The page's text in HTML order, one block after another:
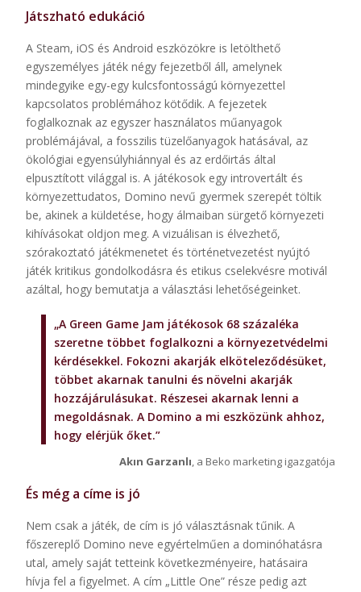
Játszható edukáció
A Steam, iOS és Android eszközökre is letölthető
egyszemélyes játék négy fejezetből áll, amelynek
mindegyike egy-egy kulcsfontosságú környezettel
kapcsolatos problémához kötődik. A fejezetek
foglalkoznak az egyszer használatos műanyagok
problémájával, a fosszilis tüzelőanyagok hatásával, az
ökológiai egyensúlyhiánnyal és az erdőirtás által
elpusztított világgal is. A játékosok egy introvertált és
környezettudatos, Domino nevű gyermek szerepét töltik
be, akinek a küldetése, hogy álmaiban sürgető környezeti
kihívásokat oldjon meg. A vizuálisan is élvezhető,
szórakoztató játékmenetet és történetvezetést nyújtó
játék kritikus gondolkodásra és etikus cselekvésre motivál
azáltal, hogy bemutatja a választási lehetőségeinket.
„A Green Game Jam játékosok 68 százaléka
szeretne többet foglalkozni a környezetvédelmi
kérdésekkel. Fokozni akarják elköteleződésüket,
többet akarnak tanulni és növelni akarják
hozzájárulásukat. Részesei akarnak lenni a
megoldásnak. A Domino a mi eszközünk ahhoz,
hogy elérjük őket.”
Akın Garzanlı, a Beko marketing igazgatója
És még a címe is jó
Nem csak a játék, de cím is jó választásnak tűnik. A
főszereplő Domino neve egyértelműen a dominóhatásra
utal, amely saját tetteink következményeire, hatásaira
hívja fel a figyelmet. A cím „Little One” része pedig azt